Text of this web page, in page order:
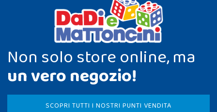
Non solo store online, ma
un vero negozio!
SCOPRI TUTTI I NOSTRI PUNTI VENDITA